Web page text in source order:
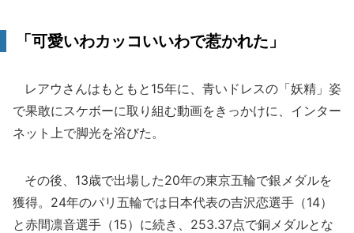
「可愛いわカッコいいわで惹かれた」
レアウさんはもともと15年に、青いドレスの「妖精」姿
で果敢にスケボーに取り組む動画をきっかけに、インター
ネット上で脚光を浴びた。
その後、13歳で出場した20年の東京五輪で銀メダルを
獲得。24年のパリ五輪では日本代表の吉沢恋選手（14）
と赤間凛音選手（15）に続き、253.37点で銅メダルとな